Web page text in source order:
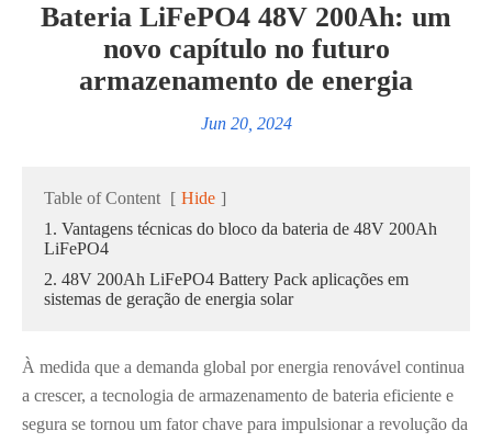
Bateria LiFePO4 48V 200Ah: um
novo capítulo no futuro
armazenamento de energia
Jun 20, 2024
Table of Content [ Hide ]
1. Vantagens técnicas do bloco da bateria de 48V 200Ah
LiFePO4
2. 48V 200Ah LiFePO4 Battery Pack aplicações em
sistemas de geração de energia solar
À medida que a demanda global por energia renovável continua
a crescer, a tecnologia de armazenamento de bateria eficiente e
segura se tornou um fator chave para impulsionar a revolução da